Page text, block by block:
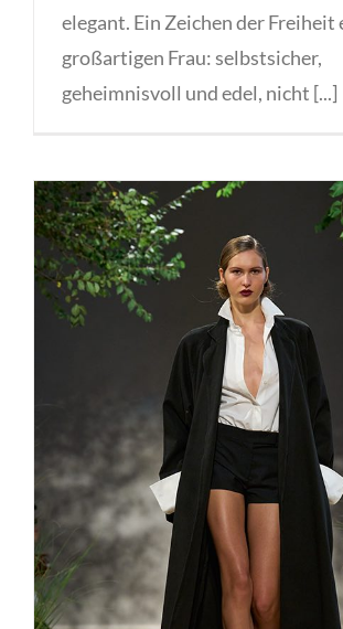
elegant. Ein Zeichen der Freiheit
großartigen Frau: selbstsicher,
geheimnisvoll und edel, nicht [...]
MAX MARA Eine
Frauen